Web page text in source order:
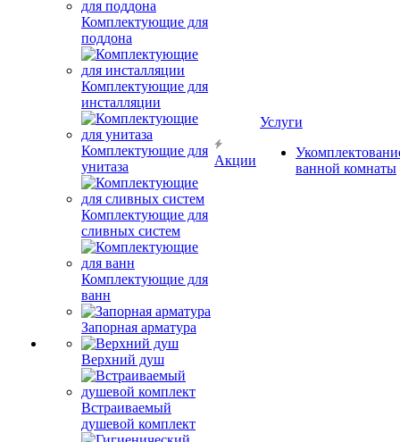
Комплектующие для
поддона
Комплектующие для
инсталляции
Комплектующие для
унитаза
Комплектующие для
сливных систем
Комплектующие для
ванн
Запорная арматура
Верхний душ
Встраиваемый
душевой комплект
Акции
Услуги
ванной комнаты